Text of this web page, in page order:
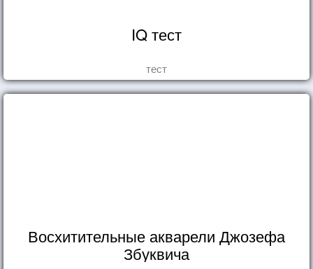
IQ тест
тест
Восхитительные акварели Джозефа
Збуквича